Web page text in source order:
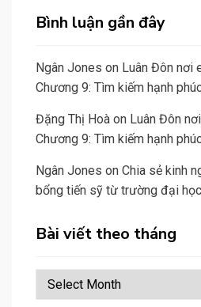
Bình luận gần đây
Ngân Jones on Luân Đôn nơi
Chương 9: Tìm kiếm hạnh
Đặng Thị Hoà on Luân Đôn
Chương 9: Tìm kiếm hạnh
Ngân Jones on Chia sẻ kinh
bổng tiến sỹ từ trường đại
Bài viết theo tháng
Bài
viết